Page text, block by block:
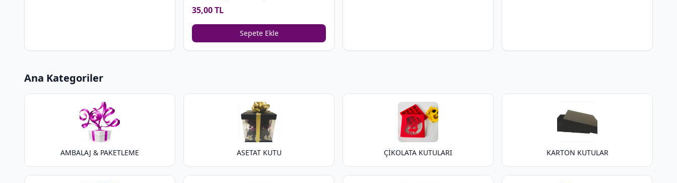
35,00 TL
Sepete Ekle
Ana Kategoriler
AMBALAJ & PAKETLEME ASETAT KUTU ÇİKOLATA KUTULARI KARTON KUTULAR